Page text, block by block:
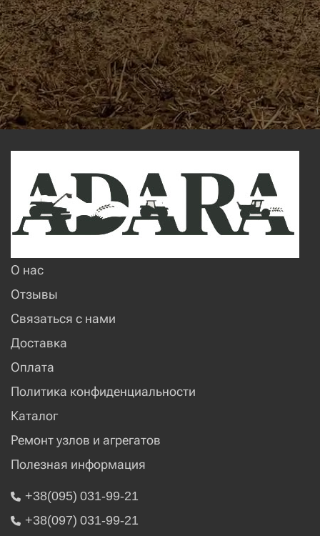
О нас
Отзывы
Связаться с нами
Доставка
Оплата
Политика конфиденциальности
Каталог
Ремонт узлов и агрегатов
Полезная информация
+38(095) 031-99-21
+38(097) 031-99-21